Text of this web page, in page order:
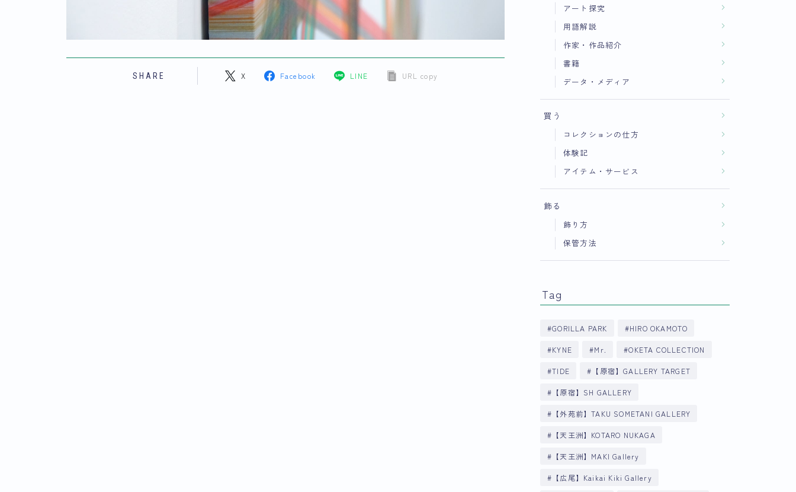
SHARE X Facebook LINE URL copy
アート探究
用語解説
作家・作品紹介
書籍
データ・メディア
買う
コレクションの仕方
体験記
アイテム・サービス
飾る
飾り方
保管方法
Tag
GORILLA PARK HIRO OKAMOTO
KYNE Mr. OKETA COLLECTION
TIDE 【原宿】GALLERY TARGET
【原宿】SH GALLERY
【外苑前】TAKU SOMETANI GALLERY
【天王洲】KOTARO NUKAGA
【天王洲】MAKI Gallery
【広尾】Kaikai Kiki Gallery